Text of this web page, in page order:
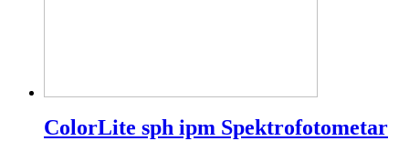
ColorLite sph ipm Spektrofotometar